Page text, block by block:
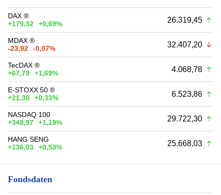
DAX ®
+179,32
+0,69% 26.319,45
MDAX ®
-23,92
-0,07% 32.407,20
TecDAX ®
+67,79
+1,69% 4.068,78
E-STOXX 50 ®
+21,30
+0,33% 6.523,86
NASDAQ 100
+348,97
+1,19% 29.722,30
HANG SENG
+136,03
+0,53% 25.668,03
Fondsdaten